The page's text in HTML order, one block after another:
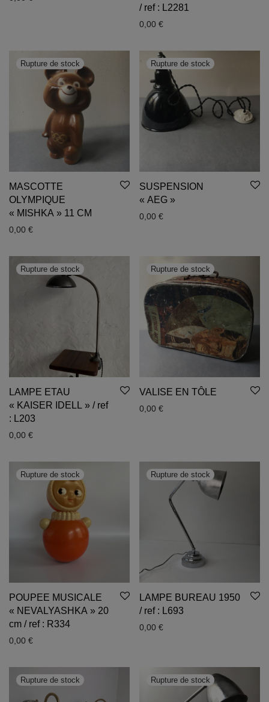
/ ref : L2281
0,00 €
MASCOTTE
OLYMPIQUE
« MISHKA » 11 CM
0,00 €
SUSPENSION
« AEG »
0,00 €
LAMPE ETAU
« KAISER IDELL » / ref
: L203
0,00 €
VALISE EN TÔLE
0,00 €
POUPEE MUSICALE
« NEVALYASHKA » 20
cm / ref : R334
0,00 €
LAMPE BUREAU 1950
/ ref : L693
0,00 €